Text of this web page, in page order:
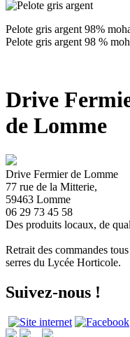
Pelote gris argent 98%
Pelote gris argent 98 %
Drive
de Lomme
Drive Fermier de Lomme
77 rue de la Mitterie,
59463 Lomme
06 29 73 45 58
Des produits locaux, de
Retrait des commandes
serres du Lycée Horticole.
Suivez-nous !